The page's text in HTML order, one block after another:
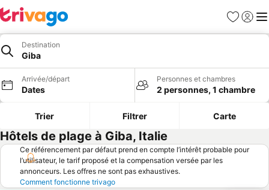
Favoris
Se
Destination
Giba
Arrivée/départ
Dates
Personnes et chambres
2 personnes, 1 chambre
Trier Filtrer Carte
Hôtels de plage à Giba, Italie
Ce référencement par défaut prend en compte l’intérêt probable pour
l’utilisateur, le tarif proposé et la compensation versée par les
annonceurs. Les offres ne sont pas exhaustives.
Comment fonctionne trivago